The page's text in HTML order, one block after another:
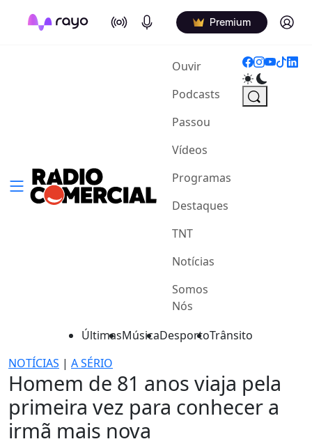
On Air Podcasts Premium Log in
Ouvir(current)
Podcasts
Passou
Vídeos
Programas
Destaques
TNT
Notícias
Somos
Nós
ÚltimasMúsicaDesportoTrânsito
NOTÍCIAS | A SÉRIO
Homem de 81 anos viaja pela
primeira vez para conhecer a
irmã mais nova